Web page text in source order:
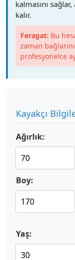
kalmasını
kalır.
Feragat: Bu
zaman
profesyonelce
Kayakçı
Ağırlık:
Boy:
Yaş: